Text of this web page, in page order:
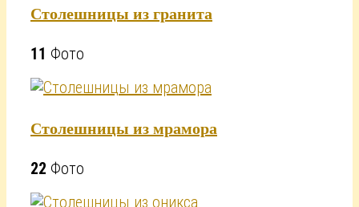
Столешницы из гранита
11 Фото
Столешницы из мрамора
22 Фото